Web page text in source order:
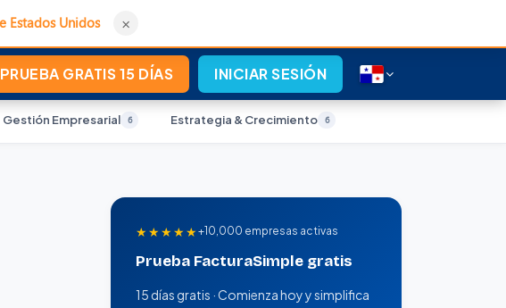
Estados Unidos ×
PRUEBA GRATIS 15 DÍAS INICIAR SESIÓN
Gestión Empresarial 6 Estrategia & Crecimiento 6
★★★★★+10,000 empresas activas
Prueba FacturaSimple gratis
15 días gratis · Comienza hoy y simplifica